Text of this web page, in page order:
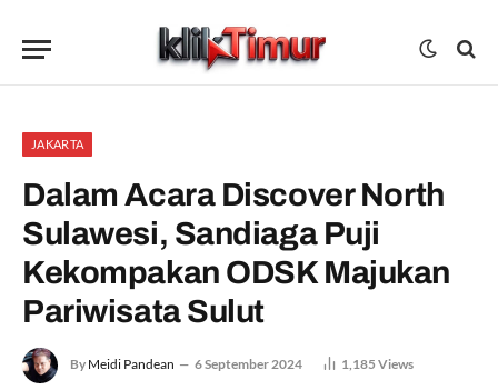
JAKARTA
Dalam Acara Discover North
Sulawesi, Sandiaga Puji
Kekompakan ODSK Majukan
Pariwisata Sulut
By Meidi Pandean 6 September 2024 1,185 Views